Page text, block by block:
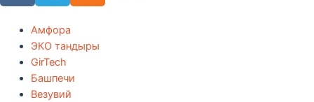
Амфора
ЭКО тандыры
GirTech
Башпечи
Везувий